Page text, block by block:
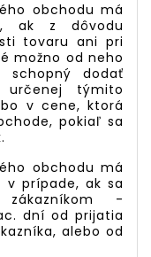
obchodu má
ak z dôvodu
tovaru ani pri
možno od neho
schopný dodať
týmito
v cene, ktorá
pokiaľ sa
obchodu má
v prípade, ak sa
-
dní od prijatia
alebo od